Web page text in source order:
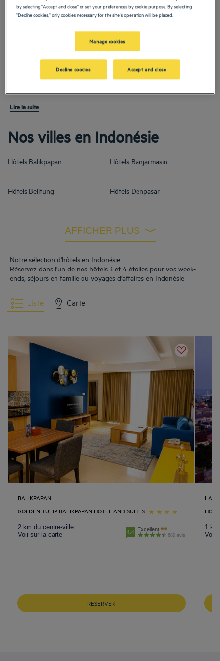
Lire la suite
Nos villes en Indonésie
Hôtels Balikpapan Hôtels Banjarmasin
Hôtels Belitung Hôtels Denpasar
Hôtels Pontianak Hôtels Tabanan
Hôtels Tangerang
AFFICHER PLUS
Notre sélection d'hôtels en Indonésie
Réservez dans l'un de nos hôtels 3 et 4 étoiles pour vos week-
ends, séjours en famille ou voyages d’affaires en Indonésie
Liste Carte
BALIKPAPAN
GOLDEN TULIP BALIKPAPAN HOTEL AND SUITES
2 km du centre-ville
Voir sur la carte
4.4 Excellent
680 avis
RÉSERVER
1
Voir
by selecting "Accept and close" or set your preferences by cookie purpose. By selecting
"Decline cookies," only cookies necessary for the site's operation will be placed.
Manage cookies
Decline cookies Accept and close